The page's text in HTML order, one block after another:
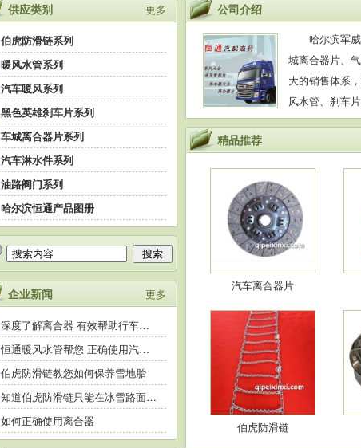
更多
供应类别
伯虎防滑链系列
暖风水管系列
汽车暖风系列
黑色英雄刹车片系列
车城离合器片系列
汽车淋水件系列
油路阀门系列
哈尔滨恒通产品图册
搜索
更多
企业新闻
深度了解离合器 有效帮助行车…
恒通暖风水管帮您 正确使用汽…
伯虎防滑链教您如何保养雪地胎
知道伯虎防滑链只能在冰雪路面…
如何正确使用离合器
公司介绍
哈尔滨军
城离合器片、
大的销售体系
风水管、刹车
精品推荐
汽车暖风机专用水管
汽车离合器片
伯虎防滑链